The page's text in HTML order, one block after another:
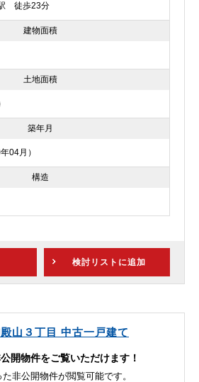
徒歩23分
建物面積
土地面積
築年月
04月）
構造
検討リスト に追加
山３丁目 中古一戸建て
開物件をご覧いただけます！
非公開物件が閲覧可能です。